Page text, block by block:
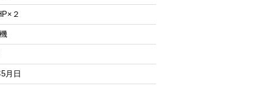
２
月日